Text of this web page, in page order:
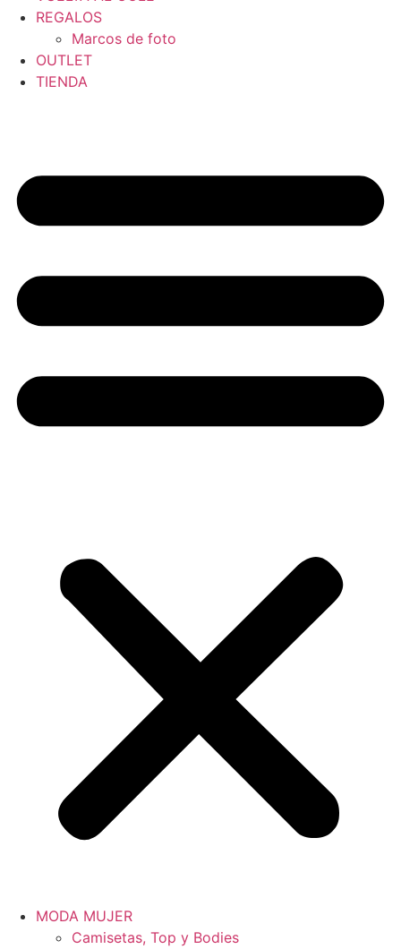
REGALOS
Marcos de foto
OUTLET
TIENDA
MODA MUJER
Camisetas, Top y Bodies